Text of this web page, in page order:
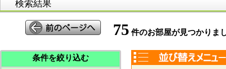
検索結果
75 件のお部屋が見つかりま
条件を絞り込む